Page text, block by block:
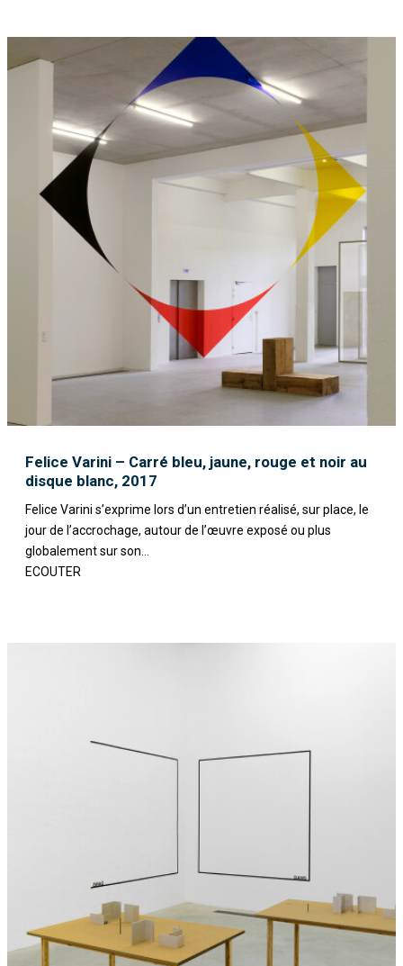
Felice Varini – Carré bleu, jaune, rouge et noir au
disque blanc, 2017
Felice Varini s’exprime lors d’un entretien réalisé, sur place, le
jour de l’accrochage, autour de l’œuvre exposé ou plus
globalement sur son...
ECOUTER